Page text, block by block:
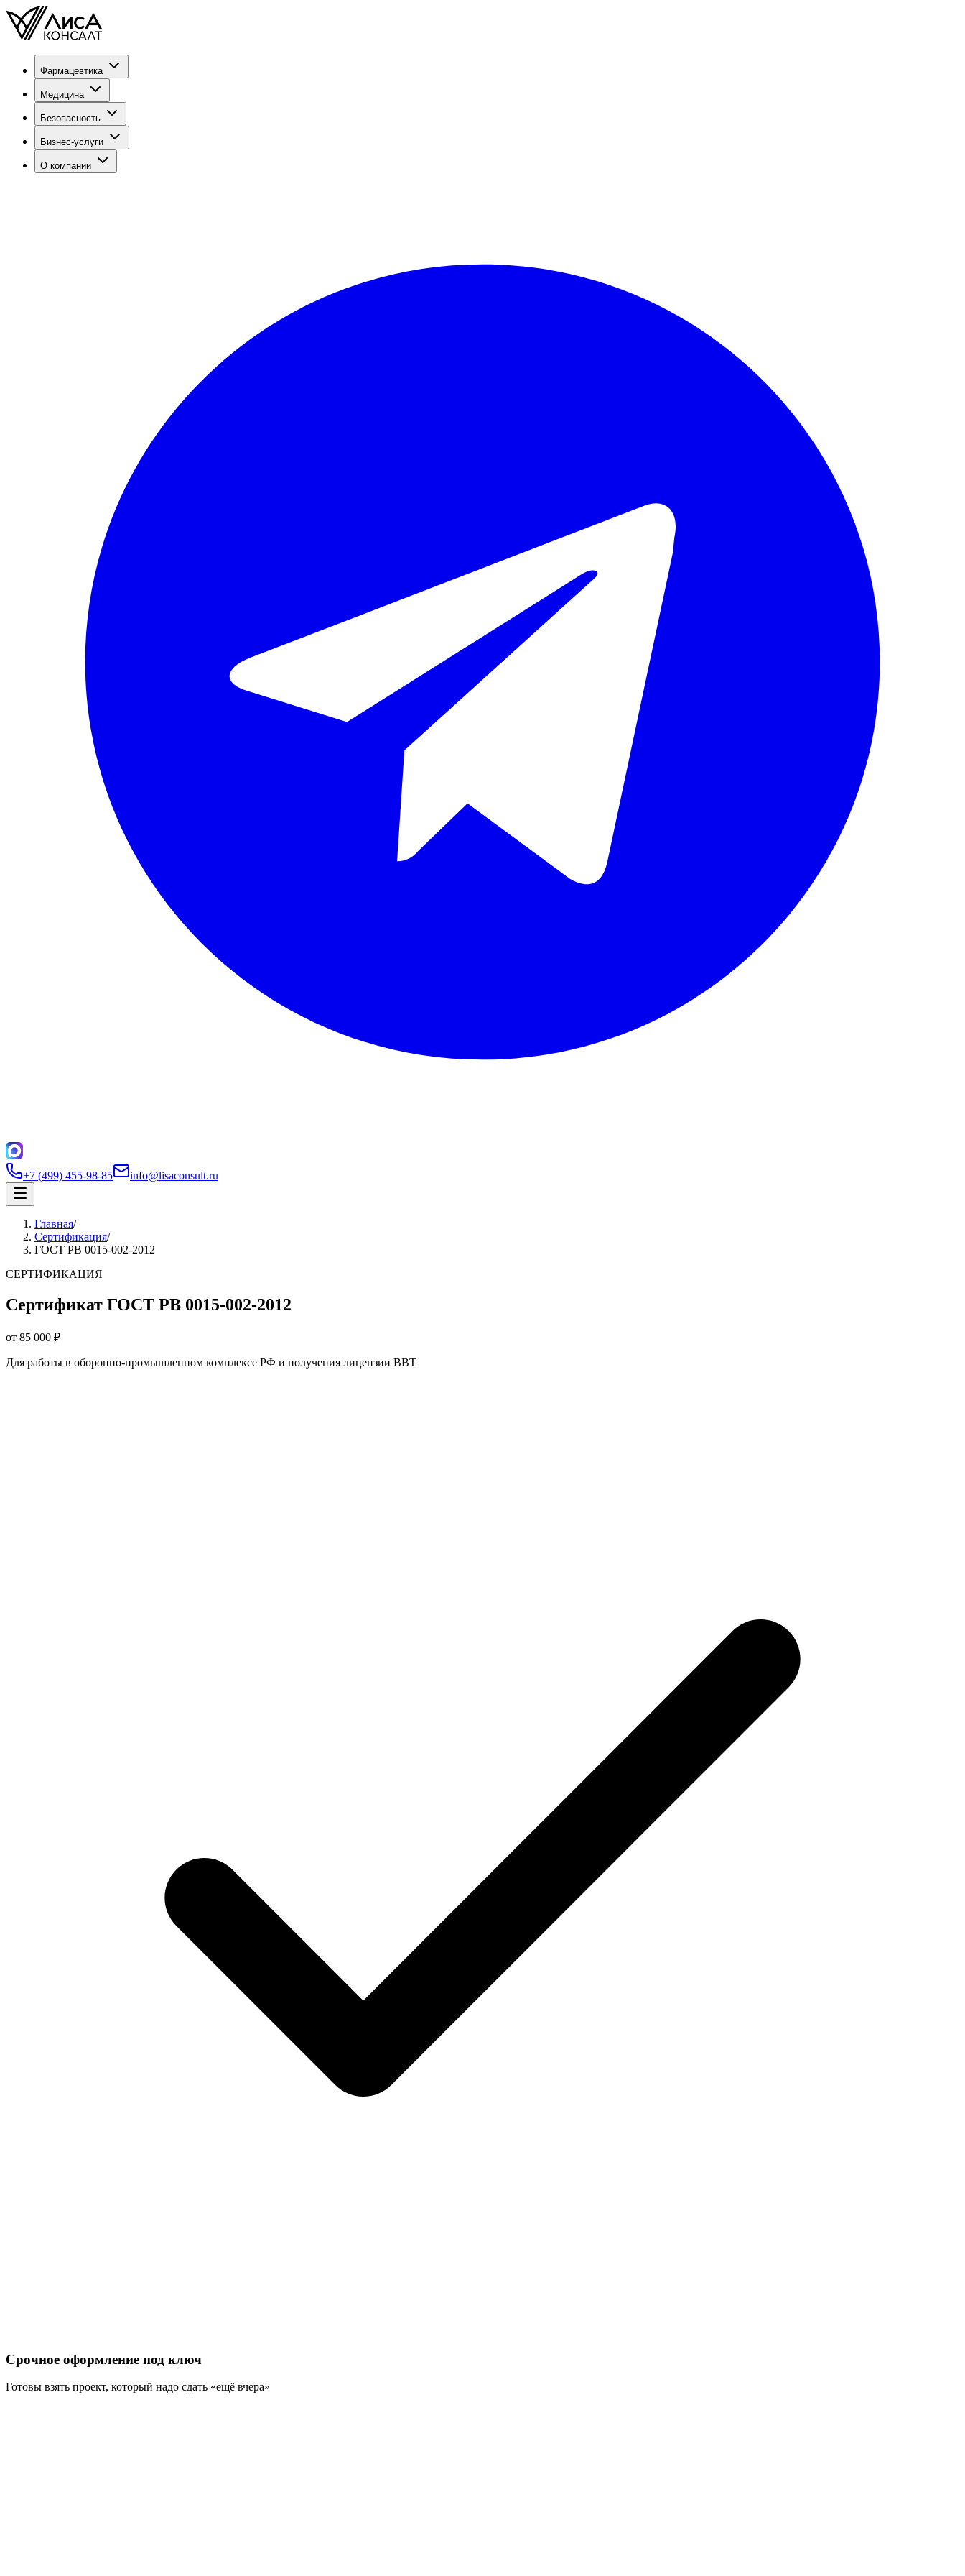
Фармацевтика
Медицина
Безопасность
Бизнес-услуги
О компании
+7 (499) 455-98-85 info@lisaconsult.ru
Главная/
Сертификация/
ГОСТ РВ 0015-002-2012
СЕРТИФИКАЦИЯ
Сертификат ГОСТ РВ 0015-002-2012
от 85 000 ₽
Для работы в оборонно-промышленном комплексе РФ и получения лицензии ВВТ
Срочное оформление под ключ
Готовы взять проект, который надо сдать «ещё вчера»